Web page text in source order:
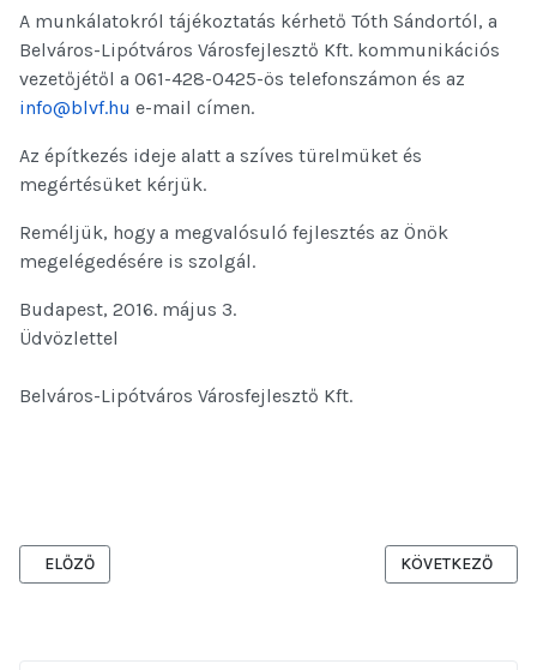
A munkálatokról tájékoztatás kérhető Tóth Sándortól, a
Belváros-Lipótváros Városfejlesztő Kft. kommunikációs
vezetőjétől a 061-428-0425-ös telefonszámon és az
info@blvf.hu e-mail címen.
Az építkezés ideje alatt a szíves türelmüket és
megértésüket kérjük.
Reméljük, hogy a megvalósuló fejlesztés az Önök
megelégedésére is szolgál.
Budapest, 2016. május 3.
Üdvözlettel
Belváros-Lipótváros Városfejlesztő Kft.
ELŐZŐ CIKK: BELVÁROS ÖNKORMÁNYZATA MEGÚJÍTJA A
ELŐZŐ KÖVETKEZŐ
KÖVETKEZŐ